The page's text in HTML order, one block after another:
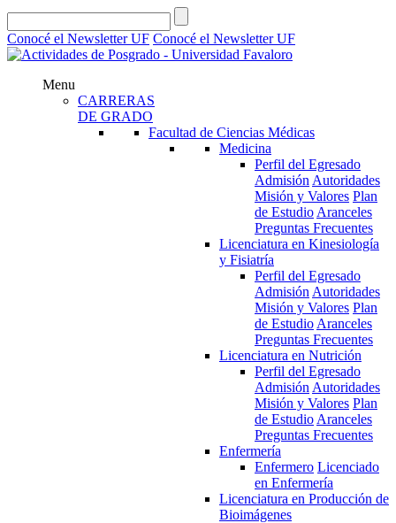
Conocé el Newsletter UF Conocé el Newsletter UF
Menu
CARRERAS
DE GRADO
Facultad de Ciencias Médicas
Medicina
Perfil del Egresado
Admisión Autoridades
Misión y Valores Plan
de Estudio Aranceles
Preguntas Frecuentes
Licenciatura en Kinesiología
y Fisiatría
Perfil del Egresado
Admisión Autoridades
Misión y Valores Plan
de Estudio Aranceles
Preguntas Frecuentes
Licenciatura en Nutrición
Perfil del Egresado
Admisión Autoridades
Misión y Valores Plan
de Estudio Aranceles
Preguntas Frecuentes
Enfermería
Enfermero Licenciado
en Enfermería
Licenciatura en Producción de
Bioimágenes